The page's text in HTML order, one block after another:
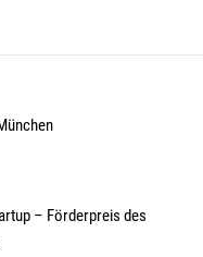
– Förderpreis des